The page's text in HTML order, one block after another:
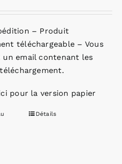
– Produit
téléchargeable – Vous
un email contenant les
pour la version papier
Détails